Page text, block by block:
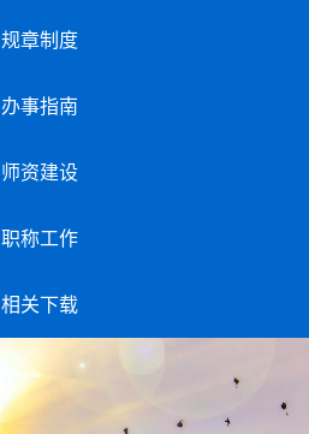
规章制度
办事指南
师资建设
职称工作
相关下载